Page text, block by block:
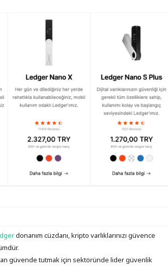
donanım cüzdanı, kripto varlıklarınızı güvence
güvende tutmak için sektöründe lider güvenlik